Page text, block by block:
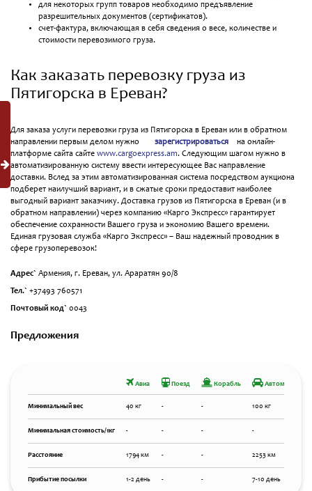
для некоторых групп товаров необходимо предъявление
разрешительных документов (сертификатов).
счет-фактура, включающая в себя сведения о весе, количестве и
стоимости перевозимого груза.
Как заказать перевозку груза из
Пятигорска в Ереван?
Для заказа услуги перевозки груза из Пятигорска в Ереван или в обратном
направлении первым делом нужно
зарегистрироваться
на онлайн-
платформе сайта сайте www.cargoexpress.am. Следующим шагом нужно в
автоматизированную систему ввести интересующее Вас направление
доставки. Вслед за этим автоматизированная система посредством аукциона
подберет наилучший вариант, и в сжатые сроки предоставит наиболее
выгодный вариант заказчику. Доставка грузов из Пятигорска в Ереван (и в
обратном направлении) через компанию «Карго Экспресс» гарантирует
обеспечение сохранности Вашего груза и экономию Вашего времени.
Единая грузовая служба «Карго Экспресс» – Ваш надежный проводник в
сфере грузоперевозок!
Адрес` Армения, г. Ереван, ул. Араратян 90/8
Тел.` +37493 760571
Почтовый код` 0043
Предложения
Авиа Поезд Корабль Автомобиль
Минимальный вес 40 кг - - 100 кг
Минимальная стоимость/1кг - - - -
Расстояние 1794 км - - 2253 км
Прибытие посылки 1-2 день - - 7-10 день